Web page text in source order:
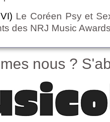
Le Coréen Psy et
des NRJ Music
nous ?